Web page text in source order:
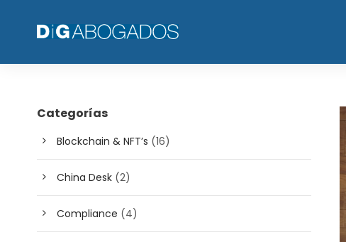
Categorías
Blockchain & NFT’s (16)
China Desk (2)
Compliance (4)